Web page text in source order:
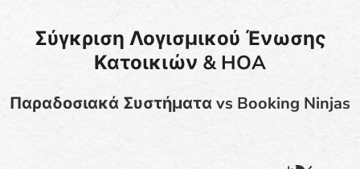
Σύγκριση Λογισμικού Ένωσης
Κατοικιών & HOA
Παραδοσιακά Συστήματα vs Booking Ninjas